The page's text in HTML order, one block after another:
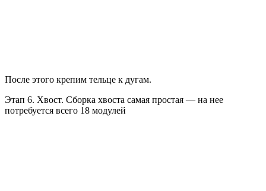
После этого крепим тельце к дугам.
Этап 6. Хвост. Сборка хвоста самая простая — на нее
потребуется всего 18 модулей